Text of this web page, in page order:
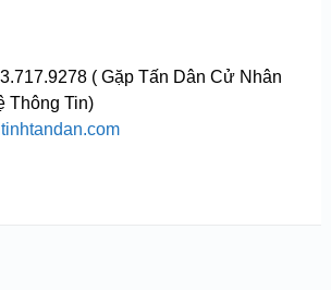
( Gặp Tấn Dân Cử Nhân
Thông Tin)